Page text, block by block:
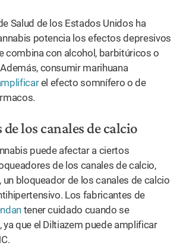
Salud de los Estados Unidos ha
potencia los efectos depresivos
combina con alcohol, barbitúricos o
consumir marihuana
el efecto somnífero o de
los canales de calcio
puede afectar a ciertos
de los canales de calcio,
bloqueador de los canales de calcio
Los fabricantes de
tener cuidado cuando se
que el Diltiazem puede amplificar